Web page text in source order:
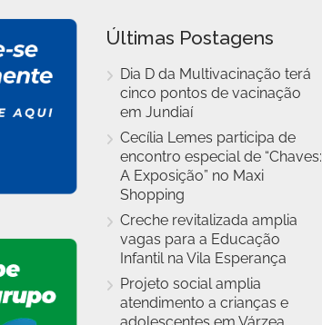
Últimas Postagens
Dia D da Multivacinação terá
cinco pontos de vacinação
em Jundiaí
Cecília Lemes participa de
encontro especial de “Chaves:
A Exposição” no Maxi
Shopping
Creche revitalizada amplia
vagas para a Educação
Infantil na Vila Esperança
Projeto social amplia
atendimento a crianças e